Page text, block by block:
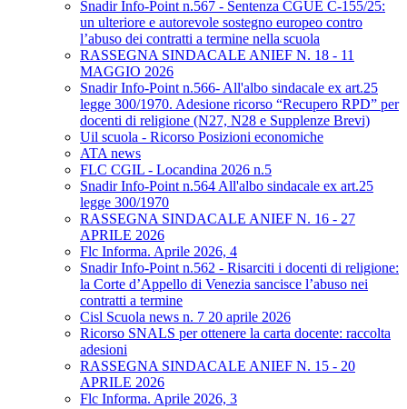
Snadir Info-Point n.567 - Sentenza CGUE C‑155/25:
un ulteriore e autorevole sostegno europeo contro
l’abuso dei contratti a termine nella scuola
RASSEGNA SINDACALE ANIEF N. 18 - 11
MAGGIO 2026
Snadir Info-Point n.566- All'albo sindacale ex art.25
legge 300/1970. Adesione ricorso “Recupero RPD” per
docenti di religione (N27, N28 e Supplenze Brevi)
Uil scuola - Ricorso Posizioni economiche
ATA news
FLC CGIL - Locandina 2026 n.5
Snadir Info-Point n.564 All'albo sindacale ex art.25
legge 300/1970
RASSEGNA SINDACALE ANIEF N. 16 - 27
APRILE 2026
Flc Informa. Aprile 2026, 4
Snadir Info-Point n.562 - Risarciti i docenti di religione:
la Corte d’Appello di Venezia sancisce l’abuso nei
contratti a termine
Cisl Scuola news n. 7 20 aprile 2026
Ricorso SNALS per ottenere la carta docente: raccolta
adesioni
RASSEGNA SINDACALE ANIEF N. 15 - 20
APRILE 2026
Flc Informa. Aprile 2026, 3